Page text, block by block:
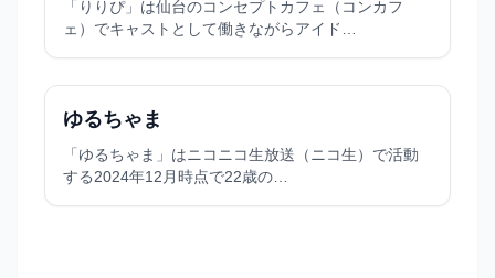
「りりぴ」は仙台のコンセプトカフェ（コンカフ
ェ）でキャストとして働きながらアイド…
ゆるちゃま
「ゆるちゃま」はニコニコ生放送（ニコ生）で活動
する2024年12月時点で22歳の…